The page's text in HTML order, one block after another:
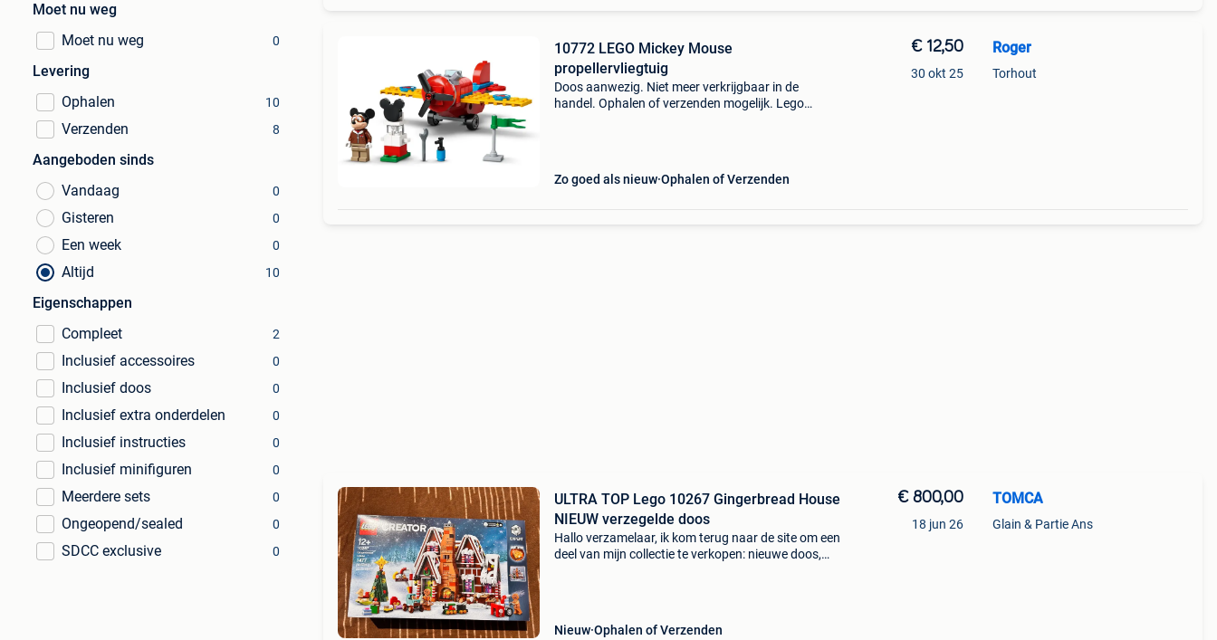
Moet nu weg
Moet nu weg
0
Levering
Ophalen
10
Verzenden 8
Aangeboden sinds
Vandaag
0
Gisteren 0
Een week 0
Altijd 10
Eigenschappen
Compleet
2
Inclusief accessoires 0
Inclusief doos 0
Inclusief extra onderdelen 0
Inclusief instructies 0
Inclusief minifiguren 0
Meerdere sets 0
Ongeopend/sealed 0
SDCC exclusive 0
10772 LEGO Mickey Mouse
propellervliegtuig
Doos aanwezig. Niet meer verkrijgbaar in de
handel. Ophalen of verzenden mogelijk. Lego
Zo goed als nieuw Ophalen of Verzenden
€ 12,50
30 okt 25
Roger
Torhout
ULTRA TOP Lego 10267 Gingerbread House
NIEUW verzegelde doos
Hallo verzamelaar, ik kom terug naar de site om een
deel van mijn collectie te verkopen: nieuwe doos,
Nieuw Ophalen of Verzenden
€ 800,00
18 jun 26
TOMCA
Glain & Partie Ans